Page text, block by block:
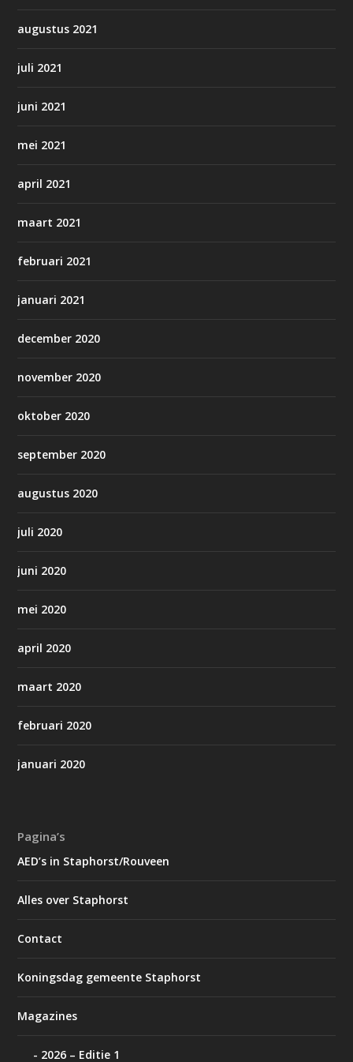
augustus 2021
juli 2021
juni 2021
mei 2021
april 2021
maart 2021
februari 2021
januari 2021
december 2020
november 2020
oktober 2020
september 2020
augustus 2020
juli 2020
juni 2020
mei 2020
april 2020
maart 2020
februari 2020
januari 2020
Pagina’s
AED’s in Staphorst/Rouveen
Alles over Staphorst
Contact
Koningsdag gemeente Staphorst
Magazines
2026 – Editie 1